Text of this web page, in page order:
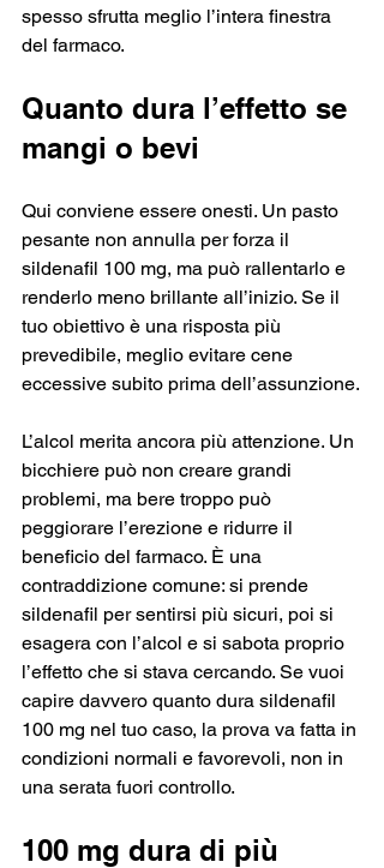
spesso sfrutta meglio l’intera finestra
del farmaco.
Quanto dura l’effetto se
mangi o bevi
Qui conviene essere onesti. Un pasto
pesante non annulla per forza il
sildenafil 100 mg, ma può rallentarlo e
renderlo meno brillante all’inizio. Se il
tuo obiettivo è una risposta più
prevedibile, meglio evitare cene
eccessive subito prima dell’assunzione.
L’alcol merita ancora più attenzione. Un
bicchiere può non creare grandi
problemi, ma bere troppo può
peggiorare l’erezione e ridurre il
beneficio del farmaco. È una
contraddizione comune: si prende
sildenafil per sentirsi più sicuri, poi si
esagera con l’alcol e si sabota proprio
l’effetto che si stava cercando. Se vuoi
capire davvero quanto dura sildenafil
100 mg nel tuo caso, la prova va fatta in
condizioni normali e favorevoli, non in
una serata fuori controllo.
100 mg dura di più